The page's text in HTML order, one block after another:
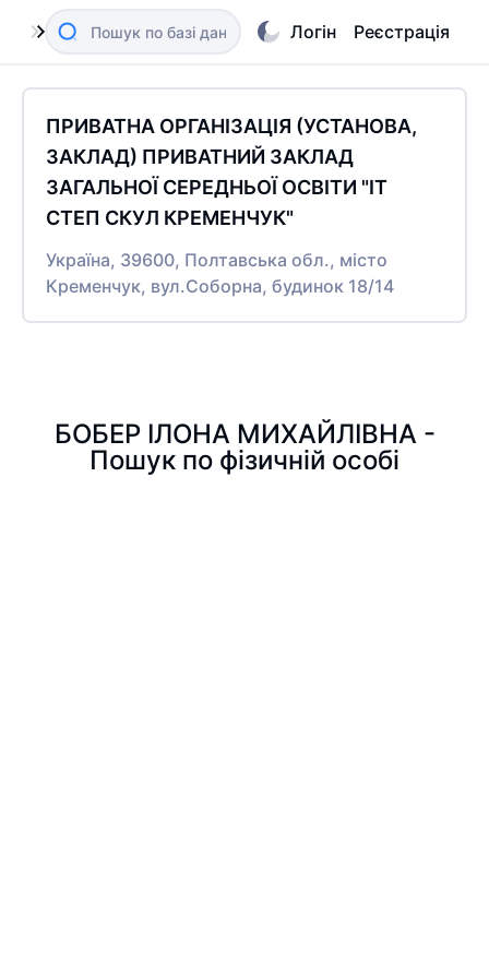
Логін Реєстрація
ПРИВАТНА ОРГАНІЗАЦІЯ (УСТАНОВА,
ЗАКЛАД) ПРИВАТНИЙ ЗАКЛАД
ЗАГАЛЬНОЇ СЕРЕДНЬОЇ ОСВІТИ "ІТ
СТЕП СКУЛ КРЕМЕНЧУК"
Україна, 39600, Полтавська обл., місто
Кременчук, вул.Соборна, будинок 18/14
БОБЕР ІЛОНА МИХАЙЛІВНА -
Пошук по фізичній особі